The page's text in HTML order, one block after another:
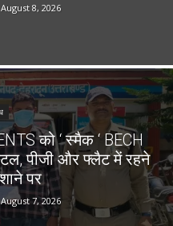
August 8, 2026
को ‘ स्मैक ‘ BECH
पीजी और फ्लैट में रहने
पर
August 7, 2026